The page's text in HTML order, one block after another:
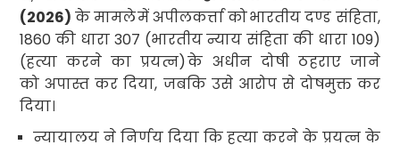
(2026) के मामलेमें अपीलकर्त्ता कोभारतीय दण्ड संहिता,
1860की धारा 307 (भारतीय न्याय संहिता की धारा 109)
(हत्या करने का प्रयत्न)के अधीन दोषी ठहराए जाने
को अपास्त कर दिया, जबकि उसे आरोप से दोषमुक्त कर
दिया।
न्यायालय ने निर्णय दिया कि हत्या करने के प्रयत्न के